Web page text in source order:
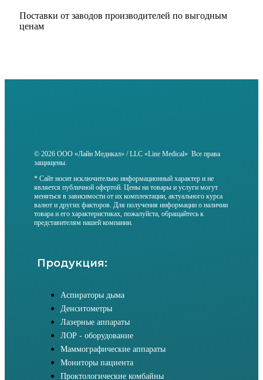
Поставки от заводов производителей по выгодным
ценам
© 2026 ООО «Лайн Медикал» / LLC «Line Medical» Все права
защищены.
* Сайт носит исключительно информационный характер и не
является публичной офертой. Цены на товары и услуги могут
меняться в зависимости от их комплектации, актуального курса
валют и других факторов. Для получения информации о наличии
товара и его характеристиках, пожалуйста, обращайтесь к
представителям нашей компании.
Продукция:
Аспираторы дыма
Денситометры
Лазерные аппараты
ЛОР - оборудование
Маммографические аппараты
Мониторы пациента
Проктологические комбайны